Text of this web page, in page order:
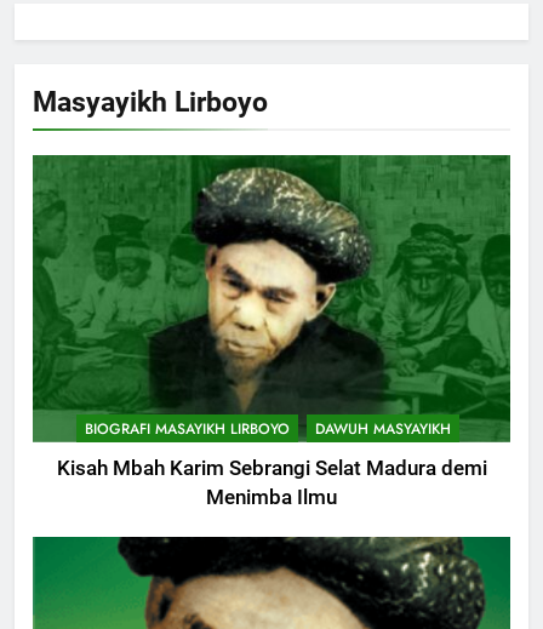
Masyayikh Lirboyo
BIOGRAFI MASAYIKH LIRBOYO DAWUH MASYAYIKH
Kisah Mbah Karim Sebrangi Selat Madura demi
Menimba Ilmu